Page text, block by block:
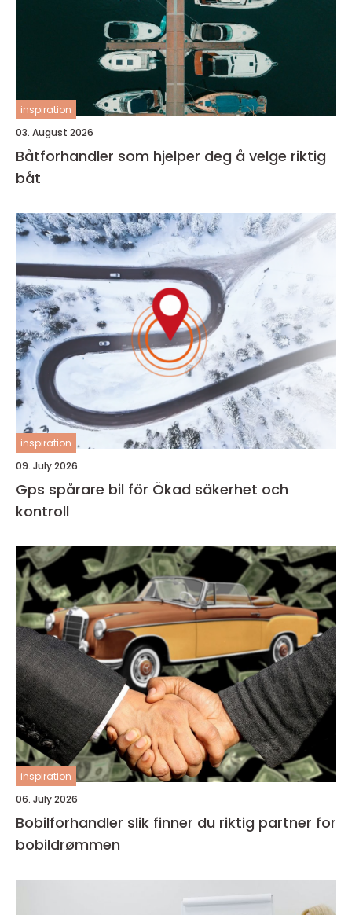
inspiration
03. August 2026
Båtforhandler som hjelper deg å velge riktig
båt
inspiration
09. July 2026
Gps spårare bil för Ökad säkerhet och
kontroll
inspiration
06. July 2026
Bobilforhandler slik finner du riktig partner for
bobildrømmen